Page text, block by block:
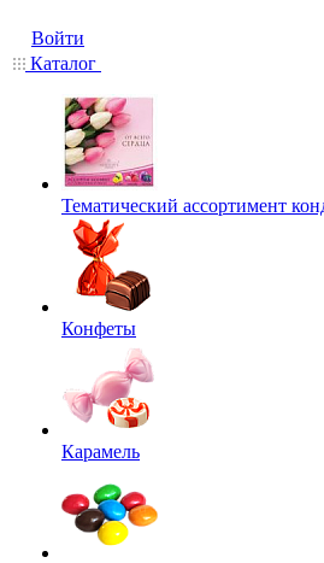
Войти
Каталог
Тематический ассортимент
Конфеты
Карамель